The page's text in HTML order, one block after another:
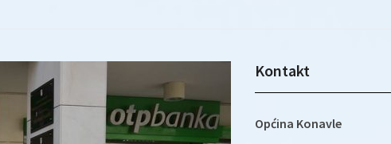
Kontakt
Općina Konavle